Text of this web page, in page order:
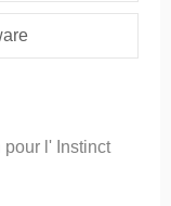
l' Instinct